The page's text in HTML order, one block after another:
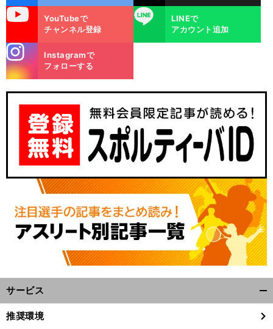
YouTubeで
チャンネル登録
LINE
LINEで
アカウント追加
m
Instagramで
フォローする
サービス
閉
推奨環境